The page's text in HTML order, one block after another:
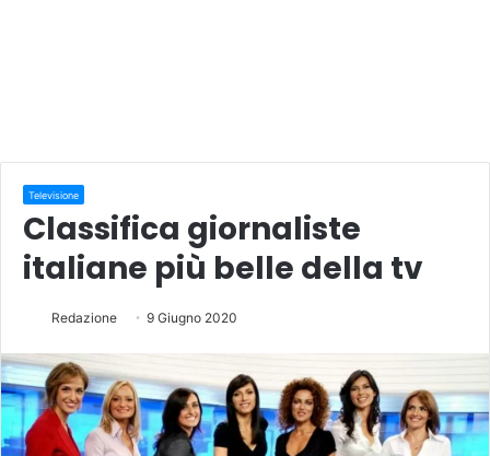
Televisione
Classifica giornaliste
italiane più belle della tv
Redazione 9 Giugno 2020